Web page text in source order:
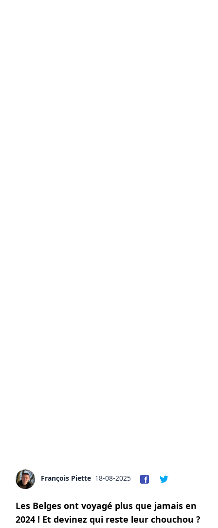
François Piette 18-08-2025
Les Belges ont voyagé plus que jamais en
2024 ! Et devinez qui reste leur chouchou ?